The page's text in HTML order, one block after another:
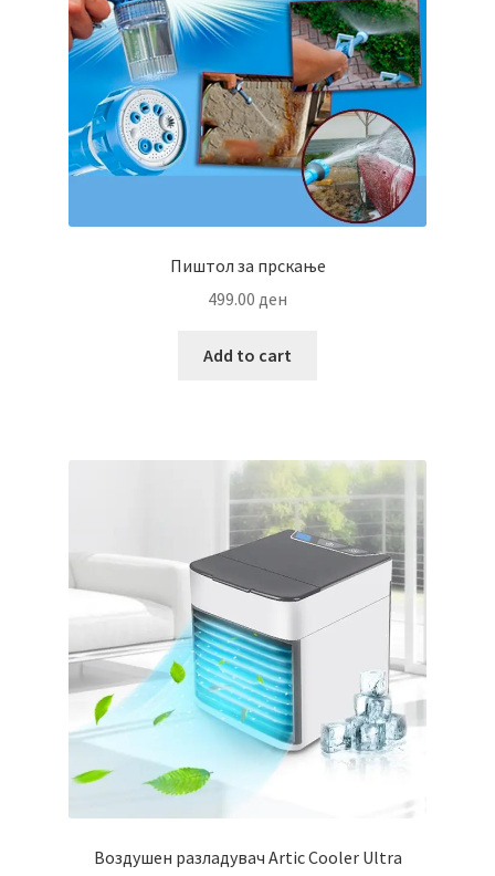
Пиштол за прскање
499.00 ден
Add to cart
Воздушен разладувач Artic Cooler Ultra